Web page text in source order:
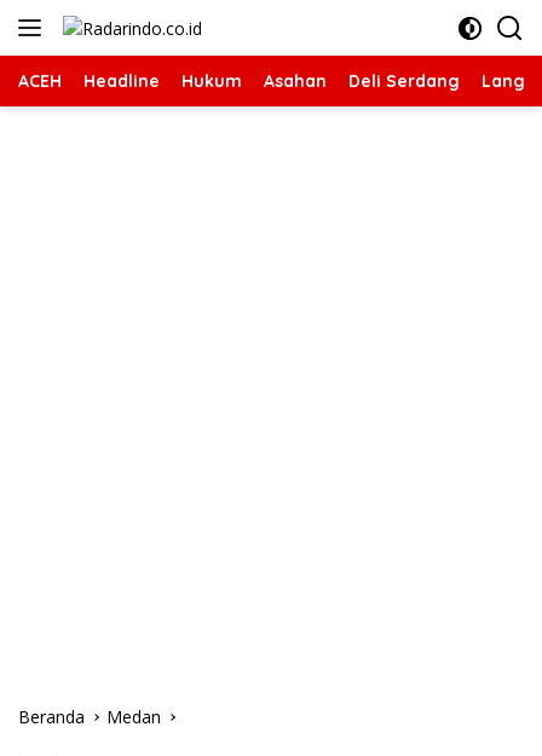
Langsung
ACEH Headline Hukum Asahan Deli Serdang
Beranda Medan